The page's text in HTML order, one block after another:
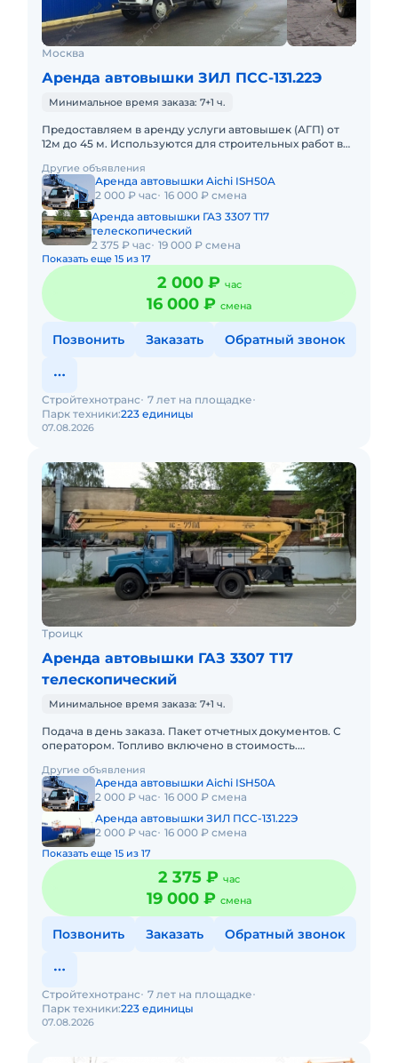
Москва
Аренда автовышки ЗИЛ ПСС-131.22Э
Минимальное время заказа: 7+1 ч.
Предоставляем в аренду услуги автовышек (АГП) от
12м до 45 м. Используются для строительных работ в
удаленных насе
Другие объявления
Аренда автовышки Aichi ISH50A
2 000 ₽ час 16 000 ₽ смена
Аренда автовышки ГАЗ 3307 Т17
телескопический
2 375 ₽ час
19 000 ₽ смена
Показать еще 15 из 17
2 000 ₽ час
16 000 ₽ смена
Позвонить Заказать Обратный звонок
07.08.2026
Стройтехнотранс 7 лет на площадке
Парк техники:223 единицы
Троицк
Аренда автовышки ГАЗ 3307 Т17
телескопический
Минимальное время заказа: 7+1 ч.
Подача в день заказа. Пакет отчетных документов. С
оператором. Топливо включено в стоимость.
с малой наработк
Другие объявления
Аренда автовышки Aichi ISH50A
2 000 ₽ час 16 000 ₽ смена
Аренда автовышки ЗИЛ ПСС-131.22Э
2 000 ₽ час 16 000 ₽ смена
Показать еще 15 из 17
2 375 ₽ час
19 000 ₽ смена
Позвонить Заказать Обратный звонок
07.08.2026
Стройтехнотранс 7 лет на площадке
Парк техники:223 единицы